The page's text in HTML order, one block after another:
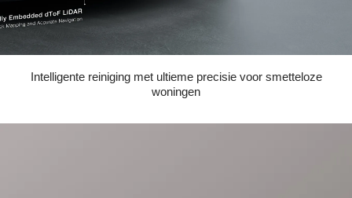
Intelligente reiniging met ultieme precisie voor smetteloze
woningen